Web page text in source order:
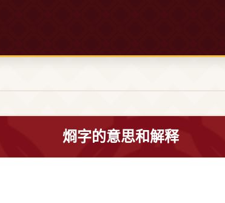
烱字的意思和解释